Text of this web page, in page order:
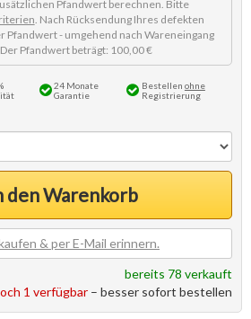
Pfandwert berechnen. Bitte
. Nach Rücksendung Ihres defekten
Pfandwert - umgehend nach Wareneingang
Pfandwert beträgt: 100,00 €
24 Monate
Garantie
Bestellen ohne
Registrierung
den Warenkorb
& per E-Mail erinnern.
bereits 78 verkauft
1 verfügbar – besser sofort bestellen